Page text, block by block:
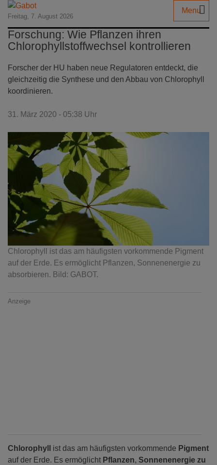
Freitag, 7. August 2026
Menu
Forschung: Wie Pflanzen ihren
Chlorophyllstoffwechsel kontrollieren
Forscher der HU haben neue Regulatoren entdeckt, die
gleichzeitig die Synthese und den Abbau von Chlorophyll
koordinieren.
31. März 2020 - 05:38 Uhr
Chlorophyll ist das am häufigsten vorkommende Pigment
auf der Erde. Es ermöglicht Pflanzen, Sonnenenergie zu
absorbieren. Bild: GABOT.
Anzeige
Chlorophyll ist das am häufigsten vorkommende Pigment
auf der Erde. Es ermöglicht Pflanzen, Sonnenenergie zu